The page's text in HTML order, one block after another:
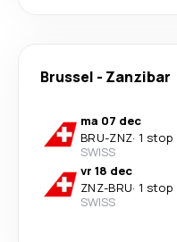
Brussel - Zanzibar
ma 07 dec
BRU-ZNZ· 1 stop
SWISS
vr 18 dec
ZNZ-BRU· 1 stop
SWISS